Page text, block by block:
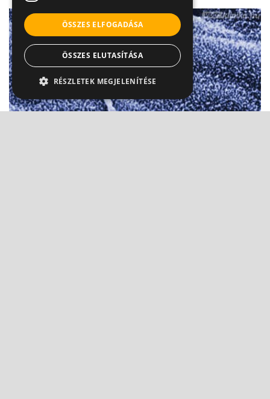
ÖSSZES ELFOGADÁSA
ÖSSZES ELUTASÍTÁSA
RÉSZLETEK MEGJELENÍTÉSE